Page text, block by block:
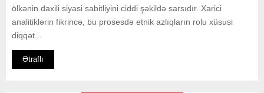
ölkənin daxili siyasi sabitliyini ciddi şəkildə sarsıdır. Xarici
analitiklərin fikrincə, bu prosesdə etnik azlıqların rolu xüsusi
diqqət...
Ətraflı